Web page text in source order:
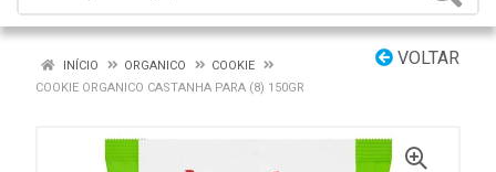
VOLTAR
INÍCIO ORGANICO
COOKIE
COOKIE ORGANICO CASTANHA PARA (8) 150GR